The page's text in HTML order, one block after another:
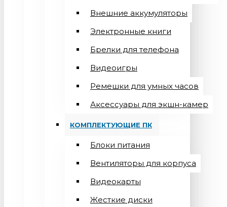
Внешние аккумуляторы
Электронные книги
Брелки для телефона
Видеоигры
Ремешки для умных часов
Аксессуары для экшн-камер
КОМПЛЕКТУЮЩИЕ ПК
Блоки питания
Вентиляторы для корпуса
Видеокарты
Жесткие диски